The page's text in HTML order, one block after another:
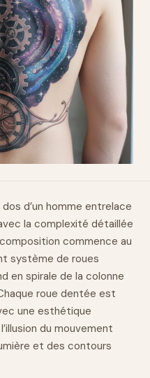
d’un homme entrelace
la complexité détaillée
commence au
système de roues
en spirale de la colonne
roue dentée est
une esthétique
du mouvement
et des contours